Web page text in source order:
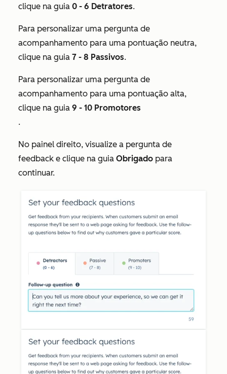
clique na guia 0 - 6 Detratores.
Para personalizar uma pergunta de
acompanhamento para uma pontuação neutra,
clique na guia 7 - 8 Passivos.
Para personalizar uma pergunta de
acompanhamento para uma pontuação alta,
clique na guia 9 - 10 Promotores
.
No painel direito, visualize a pergunta de
feedback e clique na guia Obrigado para
continuar.